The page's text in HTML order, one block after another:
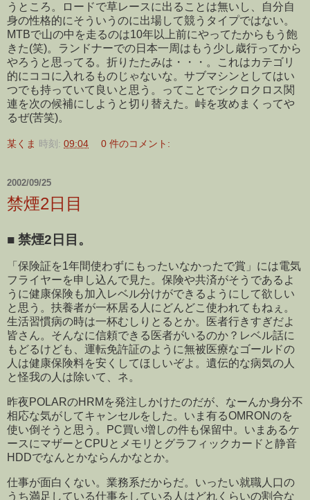
うところ。ロードで草レースに出ることは無いし、自分自
身の性格的にそういうのに出場して競うタイプではない。
MTBで山の中を走るのは10年以上前にやってたからもう飽
きた(笑)。ランドナーでの日本一周はもう少し歳行ってから
やろうと思ってる。折りたたみは・・・。これはカテゴリ
的にココに入れるものじゃないな。サブマシンとしてはい
つでも持っていて良いと思う。ってことでシクロクロス関
連を次の候補にしようと切り替えた。峠を攻めまくってや
るぜ(苦笑)。
某くま 時刻: 09:04 0 件のコメント:
2002/09/25
禁煙2日目
■ 禁煙2日目。
「保険証を1年間使わずにもったいなかったで賞」には電気
フライヤーを申し込んで見た。保険や共済がそうであるよ
うに健康保険も加入レベル分けができるようにして欲しい
と思う。扶養者が一杯居る人にどんどこ使われてもねぇ。
生活習慣病の時は一杯むしりとるとか。医者行きすぎだよ
皆さん。そんなに信頼できる医者がいるのか？レベル話に
もどるけども、運転免許証のように無被医療なゴールドの
人は健康保険料を安くしてほしいぞよ。遺伝的な病気の人
と怪我の人は除いて、ネ。
昨夜POLARのHRMを発注しかけたのだが、なーんか身分不
相応な気がしてキャンセルをした。いま有るOMRONのを
使い倒そうと思う。PC買い増しの件も保留中。いまあるケ
ースにマザーとCPUとメモリとグラフィックカードと静音
HDDでなんとかならんかなとか。
仕事が面白くない。業務系だからだ。いったい就職人口の
うち満足している仕事をしている人はどれくらいの割合な